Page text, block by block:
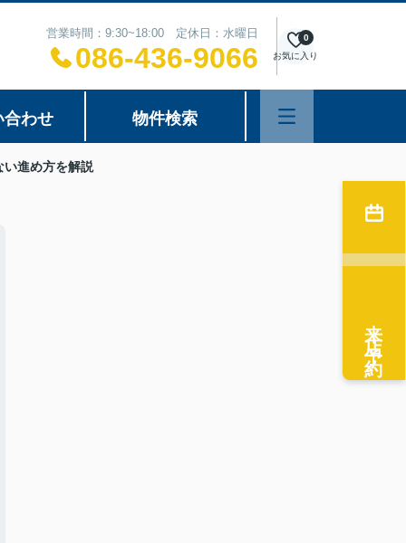
営業時間：9:30~18:00 定休日：水曜日
086-436-9066 お気に入り
0
合わせ 物件検索
い進め方を解説
来店予約